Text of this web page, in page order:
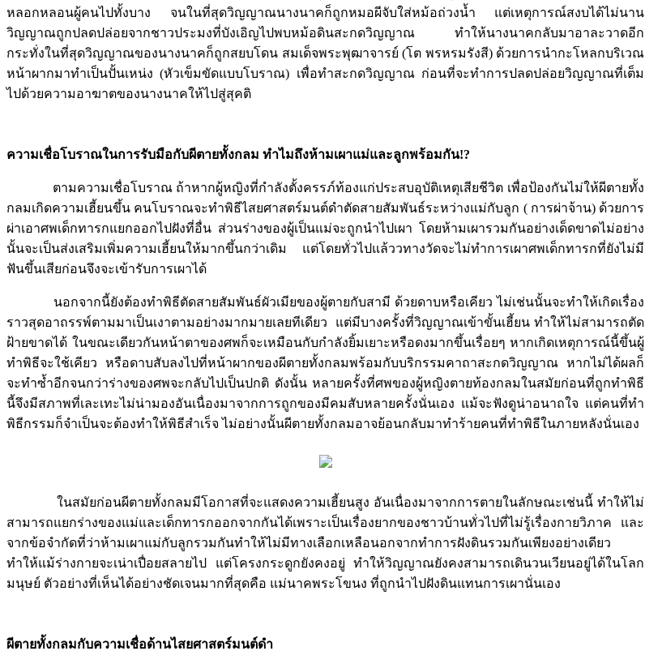
หลอกหลอนผู้คนไปทั้งบาง จนในที่สุดวิญญาณนางนาคก็ถูกหมอผีจับใส่หม้อถ่วงน้ำ แต่เหตุการณ์สงบได้ไม่นาน
วิญญาณถูกปลดปล่อยจากชาวประมงที่บังเอิญไปพบหม้อดินสะกดวิญญาณ ทำให้นางนาคกลับมาอาละวาดอีก
กระทั่งในที่สุดวิญญาณของนางนาคก็ถูกสยบโดน สมเด็จพระพุฒาจารย์ (โต พรหรมรังสี) ด้วยการนำกะโหลกบริเวณ
หน้าผากมาทำเป็นปั้นเหน่ง (หัวเข็มขัดแบบโบราณ) เพื่อทำสะกดวิญญาณ ก่อนที่จะทำการปลดปล่อยวิญญาณที่เต็ม
ไปด้วยความอาฆาตของนางนาคให้ไปสู่สุคติ
ความเชื่อโบราณในการรับมือกับผีตายทั้งกลม ทำไมถึงห้ามเผาแม่และลูกพร้อมกัน!?
ตามความเชื่อโบราณ ถ้าหากผู้หญิงที่กำลังตั้งครรภ์ท้องแก่ประสบอุบัติเหตุเสียชีวิต เพื่อป้องกันไม่ให้ผีตายทั้ง
กลมเกิดความเฮี้ยนขึ้น คนโบราณจะทำพิธีไสยศาสตร์มนต์ดำตัดสายสัมพันธ์ระหว่างแม่กับลูก ( การผ่าจ้าน) ด้วยการ
ผ่าเอาศพเด็กทารกแยกออกไปฝังที่อื่น ส่วนร่างของผู้เป็นแม่จะถูกนำไปเผา โดยห้ามเผารวมกันอย่างเด็ดขาดไม่อย่าง
นั้นจะเป็นส่งเสริมเพิ่มความเฮี้ยนให้มากขึ้นกว่าเดิม แต่โดยทั่วไปแล้ววทางวัดจะไม่ทำการเผาศพเด็กทารกที่ยังไม่มี
ฟันขึ้นเสียก่อนจึงจะเข้ารับการเผาได้
นอกจากนี้ยังต้องทำพิธีตัดสายสัมพันธ์ผัวเมียของผู้ตายกับสามี ด้วยดาบหรือเคียว ไม่เช่นนั้นจะทำให้เกิดเรื่อง
ราวสุดอาถรรพ์ตามมาเป็นเงาตามอย่างมากมายเลยทีเดียว แต่มีบางครั้งที่วิญญาณเข้าขั้นเฮี้ยน ทำให้ไม่สามารถตัด
ฝ้ายขาดได้ ในขณะเดียวกันหน้าตาของศพก็จะเหมือนกับกำลังยิ้มเยาะหรือดงมากขึ้นเรื่อยๆ หากเกิดเหตุการณ์นี้ขึ้นผู้
ทำพิธีจะใช้เคียว หรือดาบสับลงไปที่หน้าผากของผีตายทั้งกลมพร้อมกับบริกรรมคาถาสะกดวิญญาณ หากไม่ได้ผลก็
จะทำซ้ำอีกจนกว่าร่างของศพจะกลับไปเป็นปกติ ดังนั้น หลายครั้งที่ศพของผู้หญิงตายท้องกลมในสมัยก่อนที่ถูกทำพิธี
นี้จึงมีสภาพที่เละเทะไม่น่ามองอันเนื่องมาจากการถูกของมีคมสับหลายครั้งนั่นเอง แม้จะฟังดูน่าอนาถใจ แต่คนที่ทำ
พิธีกรรมก็จำเป็นจะต้องทำให้พิธีสำเร็จ ไม่อย่างนั้นผีตายทั้งกลมอาจย้อนกลับมาทำร้ายคนที่ทำพิธีในภายหลังนั่นเอง
ในสมัยก่อนผีตายทั้งกลมมีโอกาสที่จะแสดงความเฮี้ยนสูง อันเนื่องมาจากการตายในลักษณะเช่นนี้ ทำให้ไม่
สามารถแยกร่างของแม่และเด็กทารกออกจากกันได้เพราะเป็นเรื่องยากของชาวบ้านทั่วไปที่ไม่รู้เรื่องกายวิภาค และ
จากข้อจำกัดที่ว่าห้ามเผาแม่กับลูกรวมกันทำให้ไม่มีทางเลือกเหลือนอกจากทำการฝังดินรวมกันเพียงอย่างเดียว
ทำให้แม้ร่างกายจะเน่าเปื่อยสลายไป แต่โครงกระดูกยังคงอยู่ ทำให้วิญญาณยังคงสามารถเดินวนเวียนอยู่ได้ในโลก
มนุษย์ ตัวอย่างที่เห็นได้อย่างชัดเจนมากที่สุดคือ แม่นาคพระโขนง ที่ถูกนำไปฝังดินแทนการเผานั่นเอง
ผีตายทั้งกลมกับความเชื่อด้านไสยศาสตร์มนต์ดำ